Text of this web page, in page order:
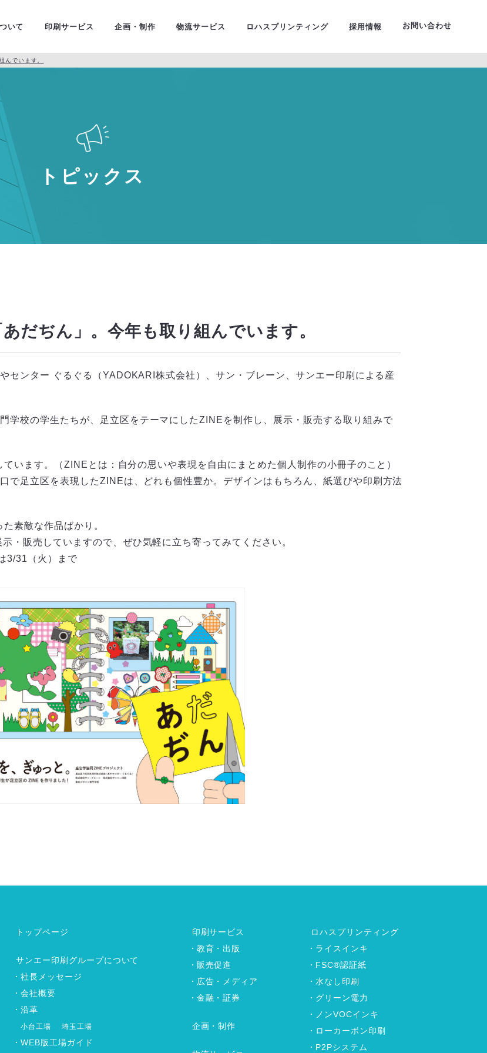
いて 印刷サービス
証券
企画・制作 物流サービス ロハスプリンティング 採用情報 お問い合わせ
んでいます。
トピックス
だぢん」。今年も取り組んでいます。
センター ぐるぐる（YADOKARI株式会社）、サン・ブレーン、サンエー印刷による産
学校の学生たちが、足立区をテーマにしたZINEを制作し、展示・販売する取り組みで
います。（ZINEとは：自分の思いや表現を自由にまとめた個人制作の小冊子のこと）
で足立区を表現したZINEは、どれも個性豊か。デザインはもちろん、紙選びや印刷方法
素敵な作品ばかり。
・販売していますので、ぜひ気軽に立ち寄ってみてください。
3/31（火）まで
トップページ
サンエー印刷グループについて
社長メッセージ
会社概要
沿革
小台工場 埼玉工場
WEB版工場ガイド
印刷サービス
教育・出版
販売促進
広告・メディア
金融・証券
企画・制作
ロハスプリンティング
ライスインキ
FSC®認証紙
水なし印刷
グリーン電力
ノンVOCインキ
ローカーボン印刷
P2Pシステム